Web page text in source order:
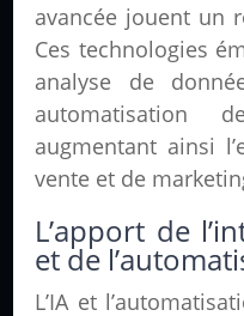
avancée jouent un
Ces technologies
analyse de
automatisation
augmentant ainsi
vente et de
L’apport de
et de
L’IA et